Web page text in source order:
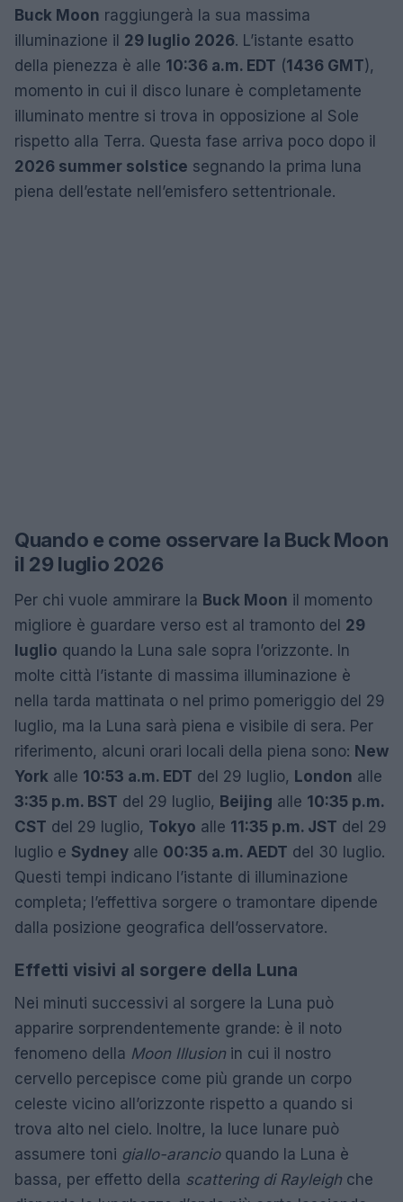
Buck Moon raggiungerà la sua massima
illuminazione il 29 luglio 2026. L’istante esatto
della pienezza è alle 10:36 a.m. EDT (1436 GMT),
momento in cui il disco lunare è completamente
illuminato mentre si trova in opposizione al Sole
rispetto alla Terra. Questa fase arriva poco dopo il
2026 summer solstice segnando la prima luna
piena dell’estate nell’emisfero settentrionale.
Quando e come osservare la Buck Moon
il 29 luglio 2026
Per chi vuole ammirare la Buck Moon il momento
migliore è guardare verso est al tramonto del 29
luglio quando la Luna sale sopra l’orizzonte. In
molte città l’istante di massima illuminazione è
nella tarda mattinata o nel primo pomeriggio del 29
luglio, ma la Luna sarà piena e visibile di sera. Per
riferimento, alcuni orari locali della piena sono: New
York alle 10:53 a.m. EDT del 29 luglio, London alle
3:35 p.m. BST del 29 luglio, Beijing alle 10:35 p.m.
CST del 29 luglio, Tokyo alle 11:35 p.m. JST del 29
luglio e Sydney alle 00:35 a.m. AEDT del 30 luglio.
Questi tempi indicano l’istante di illuminazione
completa; l’effettiva sorgere o tramontare dipende
dalla posizione geografica dell’osservatore.
Effetti visivi al sorgere della Luna
Nei minuti successivi al sorgere la Luna può
apparire sorprendentemente grande: è il noto
fenomeno della Moon Illusion in cui il nostro
cervello percepisce come più grande un corpo
celeste vicino all’orizzonte rispetto a quando si
trova alto nel cielo. Inoltre, la luce lunare può
assumere toni giallo-arancioquando la Luna è
bassa, per effetto della scattering di Rayleigh che